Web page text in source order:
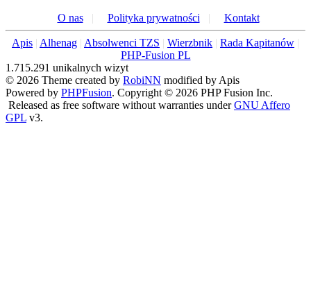
O nas| Polityka prywatności | Kontakt
Apis | Alhenag | Absolwenci TZS | Wierzbnik | Rada Kapitanów |
PHP-Fusion PL
1.715.291 unikalnych wizyt
© 2026 Theme created by RobiNN modified by Apis
Powered by PHPFusion. Copyright © 2026 PHP Fusion Inc.
Released as free software without warranties underGNU Affero
GPL v3.